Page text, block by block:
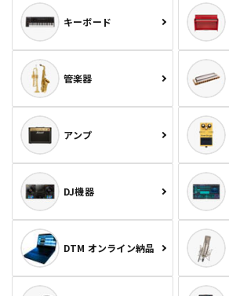
キーボード
管楽器
アンプ
DJ機器
DTM オンライン納品